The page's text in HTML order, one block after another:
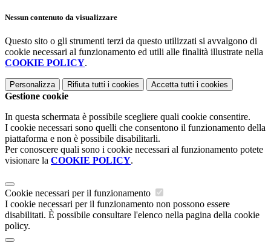
Nessun contenuto da visualizzare
Questo sito o gli strumenti terzi da questo utilizzati si avvalgono di
cookie necessari al funzionamento ed utili alle finalità illustrate nella
COOKIE POLICY.
Personalizza Rifiuta tutti i cookies Accetta tutti i cookies
Gestione cookie
In questa schermata è possibile scegliere quali cookie consentire.
I cookie necessari sono quelli che consentono il funzionamento della
piattaforma e non è possibile disabilitarli.
Per conoscere quali sono i cookie necessari al funzionamento potete
visionare la COOKIE POLICY.
Cookie necessari per il funzionamento
I cookie necessari per il funzionamento non possono essere
disabilitati. È possibile consultare l'elenco nella pagina della cookie
policy.